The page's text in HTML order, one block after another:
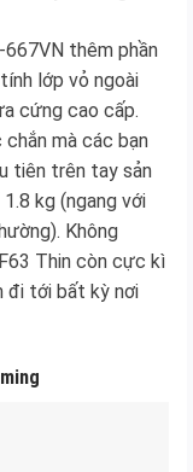
thêm phần
lớp vỏ ngoài
cứng cao cấp.
mà các bạn
tiên trên tay sản
kg (ngang với
Không
Thin còn cực kì
đi tới bất kỳ nơi